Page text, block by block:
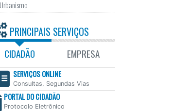
Urbanismo
PRINCIPAIS SERVIÇOS
CIDADÃO EMPRESA
SERVIÇOS ONLINE
Consultas, Segundas Vias
PORTAL DO CIDADÃO
Protocolo Eletrônico